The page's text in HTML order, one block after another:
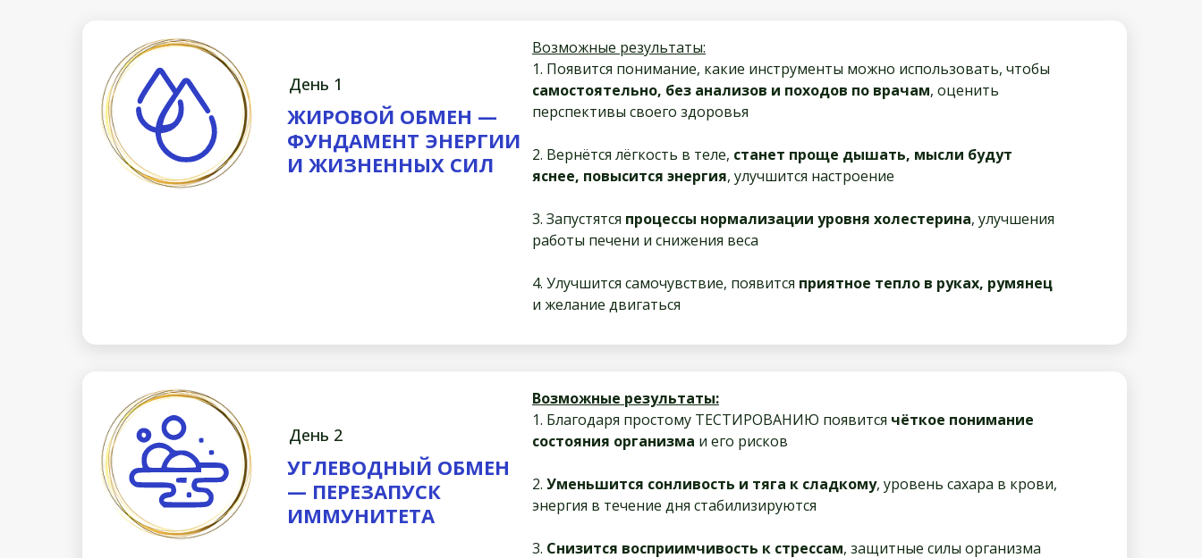
Возможные результаты:
1. Появится понимание, какие инструменты можно использовать, чтобы
самостоятельно, без анализов и походов по врачам, оценить
перспективы своего здоровья
2. Вернётся лёгкость в теле, станет проще дышать, мысли будут
яснее, повысится энергия, улучшится настроение
3. Запустятся процессы нормализации уровня холестерина, улучшения
работы печени и снижения веса
4. Улучшится самочувствие, появится приятное тепло в руках, румянец
и желание двигаться
День 1
ЖИРОВОЙ ОБМЕН —
ФУНДАМЕНТ ЭНЕРГИИ
И ЖИЗНЕННЫХ СИЛ
УГЛЕВОДНЫЙ ОБМЕН
— ПЕРЕЗАПУСК
ИММУНИТЕТА
День 2
Возможные результаты:
1. Благодаря простому ТЕСТИРОВАНИЮ появится чёткое понимание
состояния организма и его рисков
2. Уменьшится сонливость и тяга к сладкому, уровень сахара в крови,
энергия в течение дня стабилизируются
3. Снизится восприимчивость к стрессам, защитные силы организма